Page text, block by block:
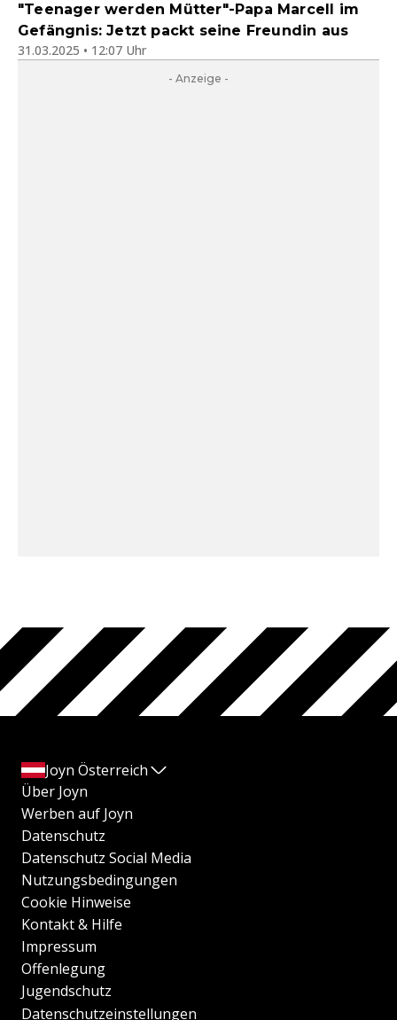
"Teenager werden Mütter"-Papa Marcell im
Gefängnis: Jetzt packt seine Freundin aus
31.03.2025 • 12:07 Uhr
- Anzeige -
Joyn Österreich
Über Joyn
Werben auf Joyn
Datenschutz
Datenschutz Social Media
Nutzungsbedingungen
Cookie Hinweise
Kontakt & Hilfe
Impressum
Offenlegung
Jugendschutz
Datenschutzeinstellungen